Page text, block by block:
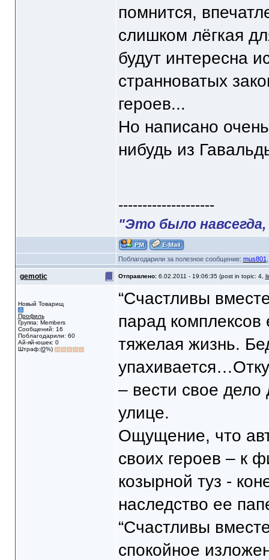
помнится,
слишком лёгкая
будут интересна
странноватых
героев...
Но написано
нибудь из
--------------------
"Это было навсегда,
Поблагодарили за полезное сообщение: mus801
gemotic Отправлено: 6.02.2011 - 19:06:35 (post in topic: 4,
Новый Товарищ
Профиль
Группа: Members
Сообщений: 16
Поблагодарили: 60
Ай-яй-юшек: 0
Штраф:(0%)
“Счастливы
парад комплексов
тяжелая жизнь.
– вести свое
улице.
Ощущение, что
своих героев – к
козырной туз -
наследство ее
“Счастливы
спокойное